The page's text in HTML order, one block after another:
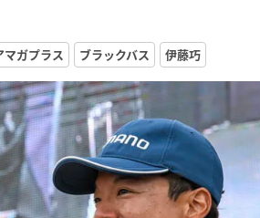
マガプラス ブラックバス 伊藤巧